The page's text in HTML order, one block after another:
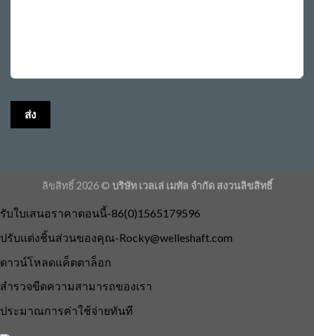
ลิขสิทธิ์ 2026 © บริษัท เวลเล่ เมทัล จำกัด สงวนลิขสิทธิ์
รับใบเสนอราคาตอนนี้-86(0)1565179596
ปรับแต่งชิ้นส่วนของคุณ-Rocky@welleshaft.com
ดาวน์โหลดแค็ตตาล็อก
สำรวจขีดความสามารถของเรา
ประมาณการค่าใช้จ่ายทันที